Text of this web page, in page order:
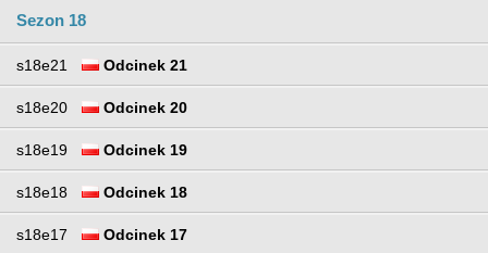
Sezon 18
s18e21 Odcinek 21
s18e20 Odcinek 20
s18e19 Odcinek 19
s18e18 Odcinek 18
s18e17 Odcinek 17